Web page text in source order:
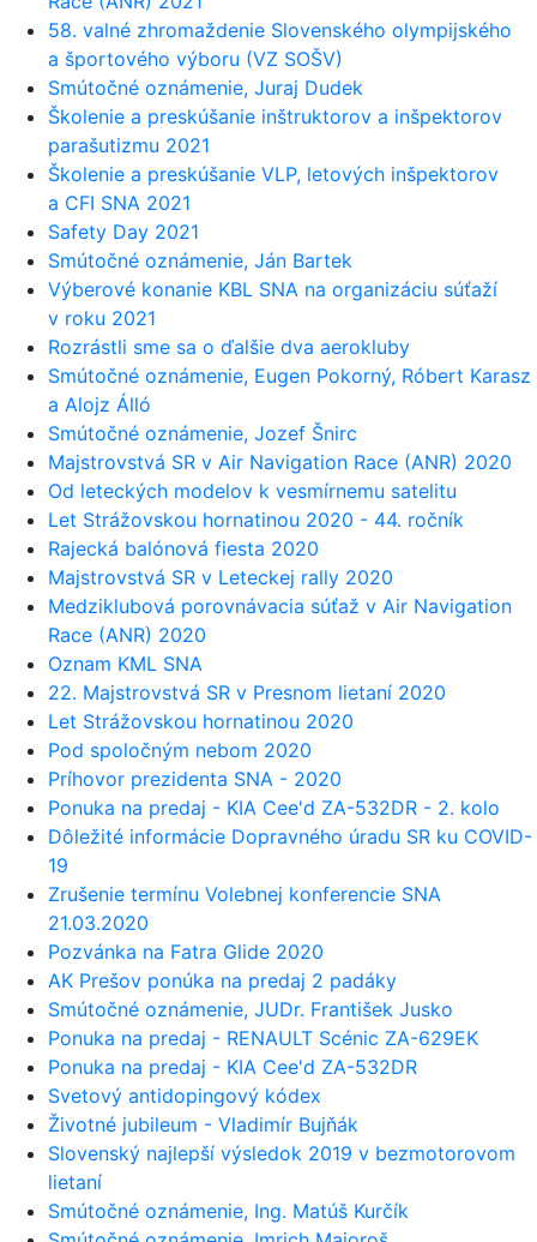
58. valné zhromaždenie Slovenského olympijského
a športového výboru (VZ SOŠV)
Smútočné oznámenie, Juraj Dudek
Školenie a preskúšanie inštruktorov a inšpektorov
parašutizmu 2021
Školenie a preskúšanie VLP, letových inšpektorov
a CFI SNA 2021
Safety Day 2021
Smútočné oznámenie, Ján Bartek
Výberové konanie KBL SNA na organizáciu súťaží
v roku 2021
Rozrástli sme sa o ďalšie dva aerokluby
Smútočné oznámenie, Eugen Pokorný, Róbert Karasz
a Alojz Álló
Smútočné oznámenie, Jozef Šnirc
Majstrovstvá SR v Air Navigation Race (ANR) 2020
Od leteckých modelov k vesmírnemu satelitu
Let Strážovskou hornatinou 2020 - 44. ročník
Rajecká balónová fiesta 2020
Majstrovstvá SR v Leteckej rally 2020
Medziklubová porovnávacia súťaž v Air Navigation
Race (ANR) 2020
Oznam KML SNA
22. Majstrovstvá SR v Presnom lietaní 2020
Let Strážovskou hornatinou 2020
Pod spoločným nebom 2020
Príhovor prezidenta SNA - 2020
Ponuka na predaj - KIA Cee'd ZA-532DR - 2. kolo
Dôležité informácie Dopravného úradu SR ku COVID-
19
Zrušenie termínu Volebnej konferencie SNA
21.03.2020
Pozvánka na Fatra Glide 2020
AK Prešov ponúka na predaj 2 padáky
Smútočné oznámenie, JUDr. František Jusko
Ponuka na predaj - RENAULT Scénic ZA-629EK
Ponuka na predaj - KIA Cee'd ZA-532DR
Svetový antidopingový kódex
Životné jubileum - Vladimír Bujňák
Slovenský najlepší výsledok 2019 v bezmotorovom
lietaní
Smútočné oznámenie, Ing. Matúš Kurčík